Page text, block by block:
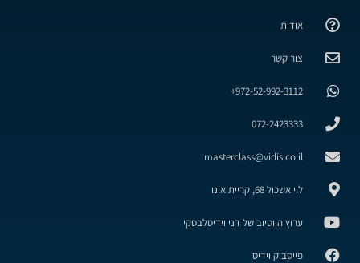
אודות
צור קשר
972-52-992-3112+
072-2423333
masterclass@vidis.co.il
לוי אשכול 68, קריית אונו
ערוץ היוטיוב של דני וידיסלבסקי
פייסבוק וידיס